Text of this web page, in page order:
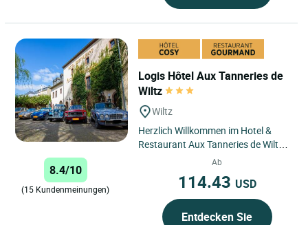
Logis Hôtel Aux Tanneries de
Wiltz
Wiltz
Herzlich Willkommen im Hotel &
Restaurant Aux Tanneries de Wiltz,
inmitten der grünen Umgebung der
8.4/10
(15 Kundenmeinungen)
Ab
114.43 USD
Entdecken Sie